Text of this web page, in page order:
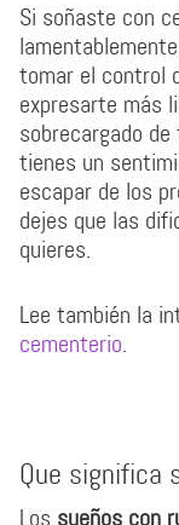
Si soñaste con
tomar el control
expresarte más
sobrecargado
tienes un
escapar de los
dejes que las
quieres.
Lee también la
cementerio.
Que significa
Los sueños con